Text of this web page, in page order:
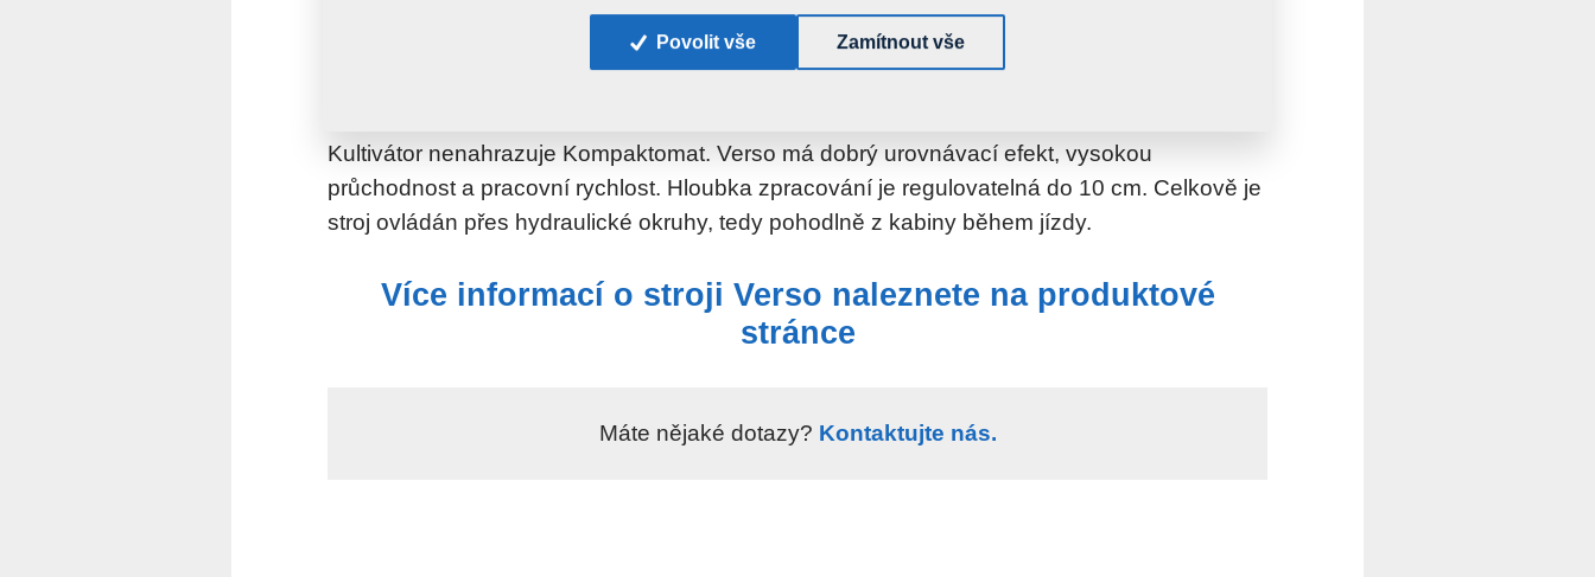
Kultivátor nenahrazuje Kompaktomat. Verso má dobrý urovnávací efekt, vysokou
průchodnost a pracovní rychlost. Hloubka zpracování je regulovatelná do 10 cm. Celkově je
stroj ovládán přes hydraulické okruhy, tedy pohodlně z kabiny během jízdy.
Více informací o stroji Verso naleznete na produktové
stránce
Máte nějaké dotazy? Kontaktujte nás.
Povolit vše Zamítnout vše